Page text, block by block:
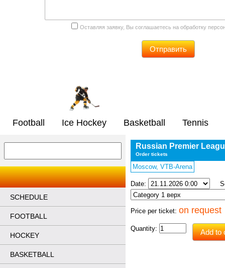
Оставляя заявку, Вы соглашаетесь на обработку
Отправить
Football Ice Hockey Basketball Tennis
Russian Premier
Order tickets
Moscow, VTB-Arena
Date:
Price per ticket: on request
Quantity: Add to
SCHEDULE
FOOTBALL
HOCKEY
BASKETBALL